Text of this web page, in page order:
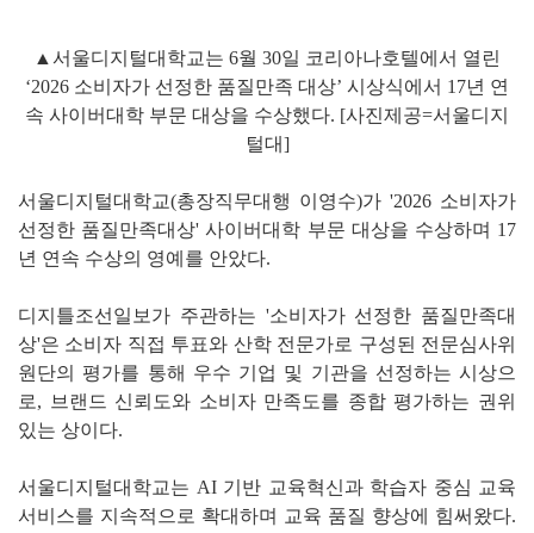
▲서울디지털대학교는 6월 30일 코리아나호텔에서 열린
‘2026 소비자가 선정한 품질만족 대상’ 시상식에서 17년 연
속 사이버대학 부문 대상을 수상했다. [사진제공=서울디지
털대]
서울디지털대학교(총장직무대행 이영수)가 '2026 소비자가
선정한 품질만족대상' 사이버대학 부문 대상을 수상하며 17
년 연속 수상의 영예를 안았다.
디지틀조선일보가 주관하는 '소비자가 선정한 품질만족대
상'은 소비자 직접 투표와 산학 전문가로 구성된 전문심사위
원단의 평가를 통해 우수 기업 및 기관을 선정하는 시상으
로, 브랜드 신뢰도와 소비자 만족도를 종합 평가하는 권위
있는 상이다.
서울디지털대학교는 AI 기반 교육혁신과 학습자 중심 교육
서비스를 지속적으로 확대하며 교육 품질 향상에 힘써왔다.